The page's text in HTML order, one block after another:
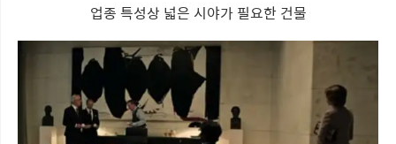
업종 특성상 넓은 시야가 필요한 건물